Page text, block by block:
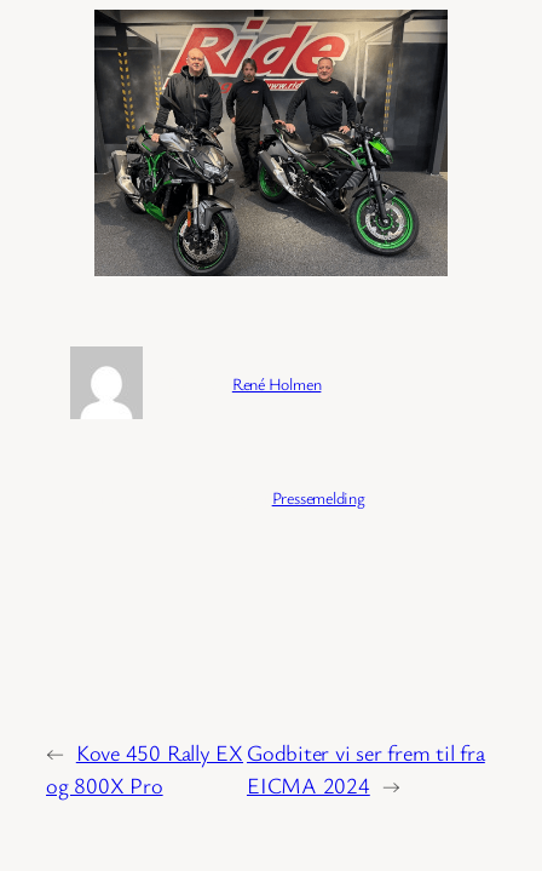
René Holmen
Pressemelding
← Kove 450 Rally EX
og 800X Pro
Godbiter vi ser frem til fra
EICMA 2024 →